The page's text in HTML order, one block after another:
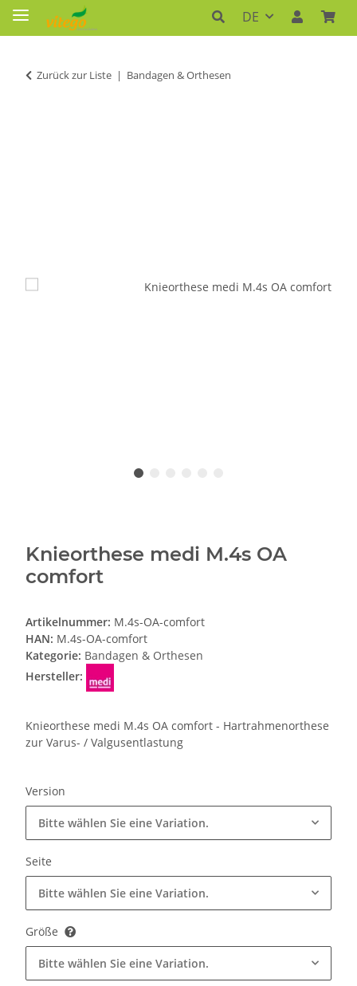
DE
Zurück zur Liste Bandagen & Orthesen
Knieorthese medi M.4s OA
comfort
Artikelnummer: M.4s-OA-comfort
HAN: M.4s-OA-comfort
Kategorie: Bandagen & Orthesen
Hersteller:
Knieorthese medi M.4s OA comfort - Hartrahmenorthese
zur Varus- / Valgusentlastung
Version
Bitte wählen Sie eine Variation.
Seite
Bitte wählen Sie eine Variation.
Größe
Bitte wählen Sie eine Variation.